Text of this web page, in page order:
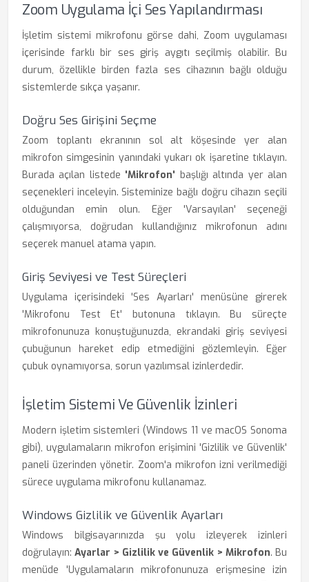
Zoom Uygulama İçi Ses Yapılandırması
İşletim sistemi mikrofonu görse dahi, Zoom uygulaması
içerisinde farklı bir ses giriş aygıtı seçilmiş olabilir. Bu
durum, özellikle birden fazla ses cihazının bağlı olduğu
sistemlerde sıkça yaşanır.
Doğru Ses Girişini Seçme
Zoom toplantı ekranının sol alt köşesinde yer alan
mikrofon simgesinin yanındaki yukarı ok işaretine tıklayın.
Burada açılan listede 'Mikrofon' başlığı altında yer alan
seçenekleri inceleyin. Sisteminize bağlı doğru cihazın seçili
olduğundan emin olun. Eğer 'Varsayılan' seçeneği
çalışmıyorsa, doğrudan kullandığınız mikrofonun adını
seçerek manuel atama yapın.
Giriş Seviyesi ve Test Süreçleri
Uygulama içerisindeki 'Ses Ayarları' menüsüne girerek
'Mikrofonu Test Et' butonuna tıklayın. Bu süreçte
mikrofonunuza konuştuğunuzda, ekrandaki giriş seviyesi
çubuğunun hareket edip etmediğini gözlemleyin. Eğer
çubuk oynamıyorsa, sorun yazılımsal izinlerdedir.
İşletim Sistemi Ve Güvenlik İzinleri
Modern işletim sistemleri (Windows 11 ve macOS Sonoma
gibi), uygulamaların mikrofon erişimini 'Gizlilik ve Güvenlik'
paneli üzerinden yönetir. Zoom'a mikrofon izni verilmediği
sürece uygulama mikrofonu kullanamaz.
Windows Gizlilik ve Güvenlik Ayarları
Windows bilgisayarınızda şu yolu izleyerek izinleri
doğrulayın:Ayarlar > Gizlilik ve Güvenlik > Mikrofon. Bu
menüde 'Uygulamaların mikrofonunuza erişmesine izin